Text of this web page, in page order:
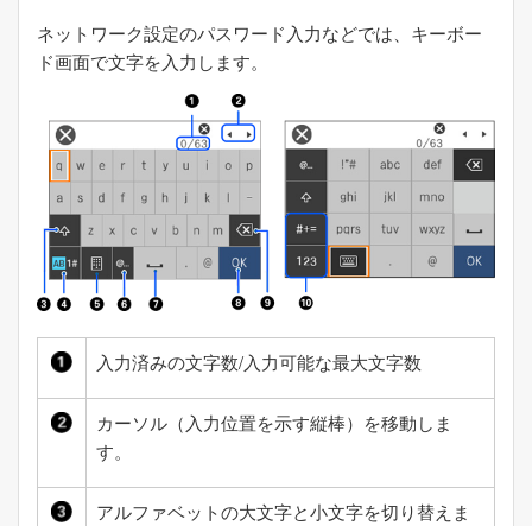
ネットワーク設定のパスワード入力などでは、キーボー
ド画面で文字を入力します。
入力済みの文字数/入力可能な最大文字数
カーソル（入力位置を示す縦棒）を移動しま
す。
アルファベットの大文字と小文字を切り替えま